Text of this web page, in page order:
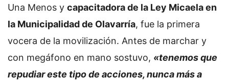
Una Menos y capacitadora de la Ley Micaela en
la Municipalidad de Olavarría, fue la primera
vocera de la movilización. Antes de marchar y
con megáfono en mano sostuvo, «tenemos que
repudiar este tipo de acciones, nunca más a